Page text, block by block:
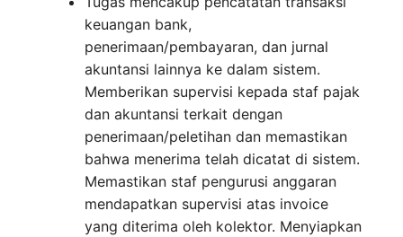
keuangan bank,
penerimaan/pembayaran, dan jurnal
akuntansi lainnya ke dalam sistem.
Memberikan supervisi kepada staf pajak
dan akuntansi terkait dengan
penerimaan/peletihan dan memastikan
bahwa menerima telah dicatat di sistem.
Memastikan staf pengurusi anggaran
mendapatkan supervisi atas invoice
yang diterima oleh kolektor. Menyiapkan